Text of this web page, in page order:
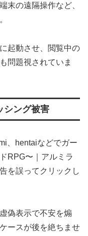
末の遠隔操作など、
起動させ、閲覧中の
問題視されていま
ング被害
、hentaiなどでガー
RPG〜｜アルミラ
を誤ってクリックし
偽表示で不安を煽
ースが後を絶ちませ